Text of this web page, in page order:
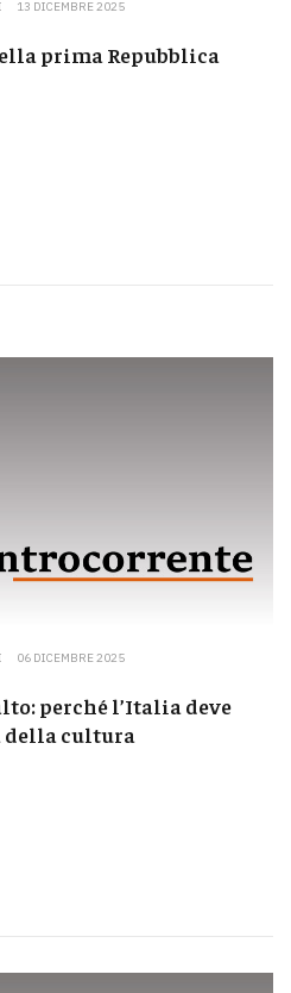
13 DICEMBRE 2025
prima Repubblica
06 DICEMBRE 2025
perché l’Italia deve
della cultura